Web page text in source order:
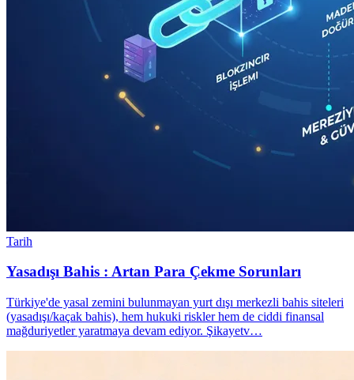
Tarih
Yasadışı Bahis : Artan Para Çekme Sorunları
Türkiye'de yasal zemini bulunmayan yurt dışı merkezli bahis siteleri
(yasadışı/kaçak bahis), hem hukuki riskler hem de ciddi finansal
mağduriyetler yaratmaya devam ediyor. Şikayetv…